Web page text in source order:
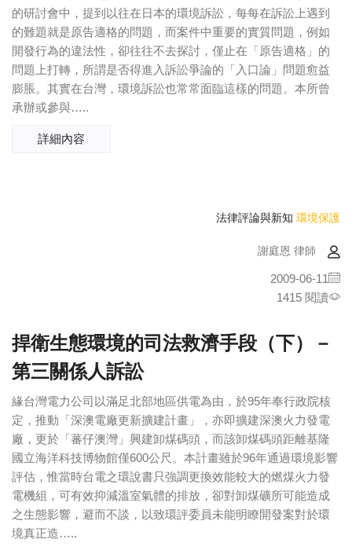
的研討會中，提到以往在日本的環境訴訟，每每在訴訟上遇到
的難題就是原告適格的問題，而案件中重要的實質問題，例如
開發行為的違法性，卻往往不去探討，僅止在「原告適格」的
問題上打轉，所謂是否得進入訴訟爭論的「入口論」問題愈益
膨脹。其實在台灣，環境訴訟也常常面臨這樣的問題。本所曾
承辦或參與…..
詳細內容
法律評論與新知 環境保護
謝庭恩 律師
2009-06-11
1415 閱讀
捍衛生態環境的司法救濟手段（下）－
第三關係人訴訟
緣台灣電力公司以滿足北部地區供電為由，於95年奉行政院核
定，推動「深澳電廠更新擴建計畫」，亦即擴建深澳火力發電
廠，更於「蕃仔澳灣」興建卸煤碼頭，而該卸煤碼頭距離基隆
國立海洋科技博物館僅600公尺。本計畫雖於96年通過環境影響
評估，惟當時台電之環說書只強調更換效能較大的燃煤火力發
電機組，可有效抑減溫室氣體的排放，卻對卸煤礦所可能造成
之生態影響，避而不談，以致環評委員未能明瞭開發案對於環
境真正造…..